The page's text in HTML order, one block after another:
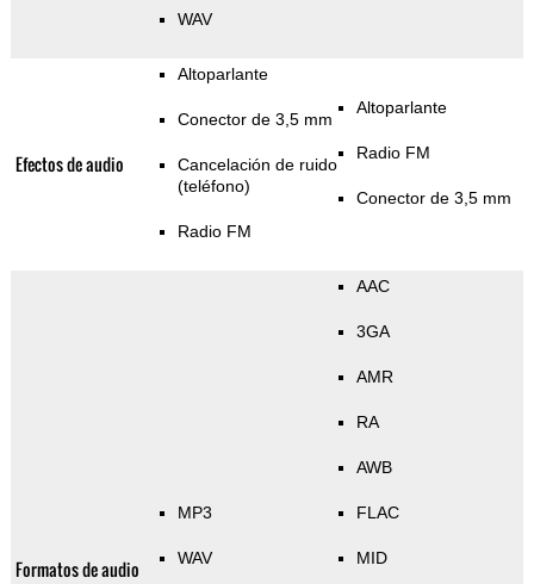
WAV
Efectos de audio
Altoparlante
Conector de 3,5 mm
Cancelación de ruido
(teléfono)
Radio FM
Altoparlante
Radio FM
Conector de 3,5 mm
Formatos de audio
MP3
WAV
AAC
3GA
AMR
RA
AWB
FLAC
MID